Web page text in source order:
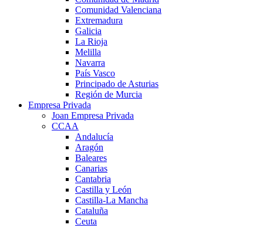
Comunidad Valenciana
Extremadura
Galicia
La Rioja
Melilla
Navarra
País Vasco
Principado de Asturias
Región de Murcia
Empresa Privada
Joan Empresa Privada
CCAA
Andalucía
Aragón
Baleares
Canarias
Cantabria
Castilla y León
Castilla-La Mancha
Cataluña
Ceuta